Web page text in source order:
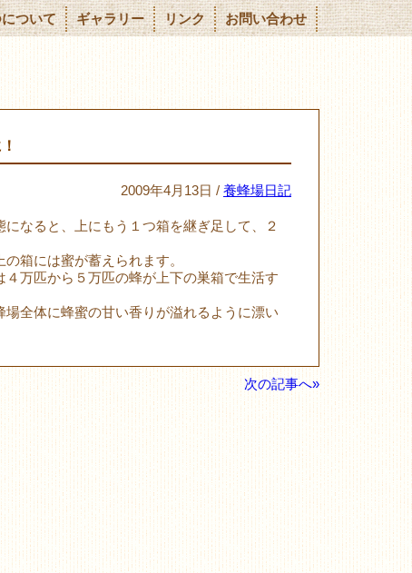
ついて ギャラリー リンク お問い合わせ
2009年4月13日 / 養蜂場日記
なると、上にもう１つ箱を継ぎ足して、２
箱には蜜が蓄えられます。
万匹から５万匹の蜂が上下の巣箱で生活す
場全体に蜂蜜の甘い香りが溢れるように漂い
次の記事へ»